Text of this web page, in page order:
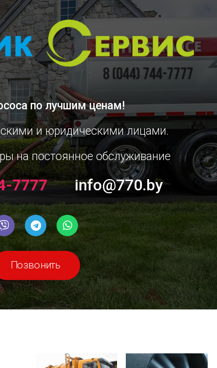
по лучшим ценам!
и юридическими лицами.
на постоянное обслуживание
7777 info@770.by
Позвонить